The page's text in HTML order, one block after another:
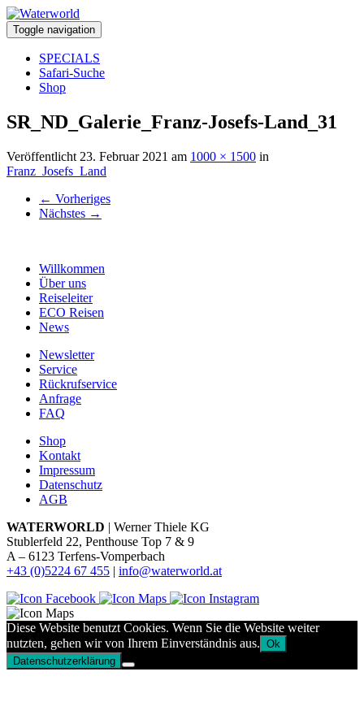
Toggle navigation
SPECIALS
Safari-Suche
Shop
SR_ND_Galerie_Franz-Josefs-Land_31
Veröffentlicht 23. Februar 2021 am 1000 × 1500 in
Franz_Josefs_Land
← Vorheriges
Nächstes →
Willkommen
Über uns
Reiseleiter
ECO Reisen
News
Newsletter
Service
Rückrufservice
Anfrage
FAQ
Shop
Kontakt
Impressum
Datenschutz
AGB
WATERWORLD | Werner Thiele KG
Stublerfeld 22, Penthouse Top 7 & 9
A – 6123 Terfens-Vomperbach
+43 (0)5224 67 455 | info@waterworld.at
Diese Website benutzt Cookies. Wenn Sie die Website weiter
nutzten, gehen wir von Ihrem Einverständnis aus. Ok
Datenschutzerklärung